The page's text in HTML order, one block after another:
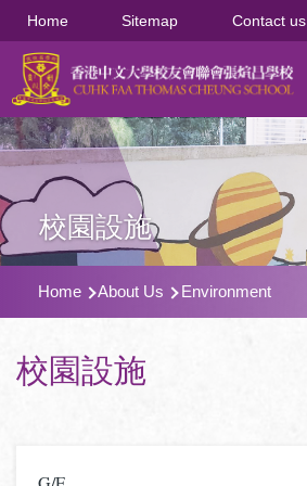
移至主內容
Home Sitemap Contact us
校園設施
導
航
連
結
Home About Us Environment
校園設施